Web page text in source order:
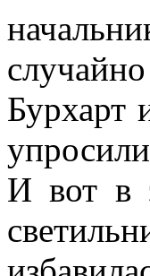
Бурхарт
И вот в